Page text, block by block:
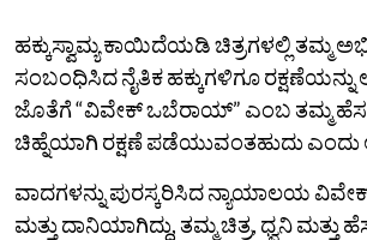
ಹಕ್ಕುಸ್ವಾಮ್ಯ ಕಾಯಿದೆಯಡಿ ಚಿತ್ರಗಳಲ್ಲಿ ತಮ್ಮ
ಸಂಬಂಧಿಸಿದ ನೈತಿಕ ಹಕ್ಕುಗಳಿಗೂ ರಕ್ಷಣೆಯನ್ನು
ಜೊತೆಗೆ “ವಿವೇಕ್ ಒಬೆರಾಯ್” ಎಂಬ ತಮ್ಮ
ಚಿಹ್ನೆಯಾಗಿ ರಕ್ಷಣೆ ಪಡೆಯುವಂತಹುದು ಎಂದು
ವಾದಗಳನ್ನು ಪುರಸ್ಕರಿಸಿದ ನ್ಯಾಯಾಲಯ
ಮತ್ತು ದಾನಿಯಾಗಿದ್ದು, ತಮ್ಮ ಚಿತ್ರ, ಧ್ವನಿ